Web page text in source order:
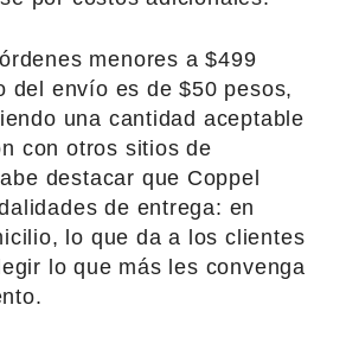
menores a $499
del envío es de $50 pesos,
una cantidad aceptable
con otros sitios de
destacar que Coppel
de entrega: en
lo que da a los clientes
lo que más les convenga